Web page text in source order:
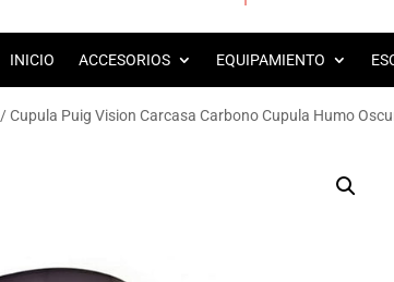
INICIO ACCESORIOS EQUIPAMIENTO
/ Cupula Puig Vision Carcasa Carbono Cupula Humo